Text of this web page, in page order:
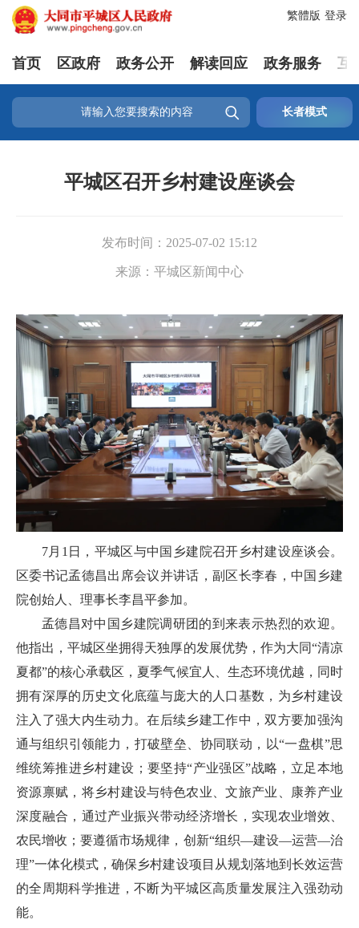
登录
繁體版
首页 区政府 政务公开 解读回应 政务服务 互
 长者模式
平城区召开乡村建设座谈会
发布时间： 2025-07-02 15:12
来源： 平城区新闻中心
7月1日，平城区与中国乡建院召开乡村建设座谈会。
区委书记孟德昌出席会议并讲话，副区长李春，中国乡建
院创始人、理事长李昌平参加。
孟德昌对中国乡建院调研团的到来表示热烈的欢迎。
他指出，平城区坐拥得天独厚的发展优势，作为大同“清凉
夏都”的核心承载区，夏季气候宜人、生态环境优越，同时
拥有深厚的历史文化底蕴与庞大的人口基数，为乡村建设
注入了强大内生动力。在后续乡建工作中，双方要加强沟
通与组织引领能力，打破壁垒、协同联动，以“一盘棋”思
维统筹推进乡村建设；要坚持“产业强区”战略，立足本地
资源禀赋，将乡村建设与特色农业、文旅产业、康养产业
深度融合，通过产业振兴带动经济增长，实现农业增效、
农民增收；要遵循市场规律，创新“组织—建设—运营—治
理”一体化模式，确保乡村建设项目从规划落地到长效运营
的全周期科学推进，不断为平城区高质量发展注入强劲动
能。